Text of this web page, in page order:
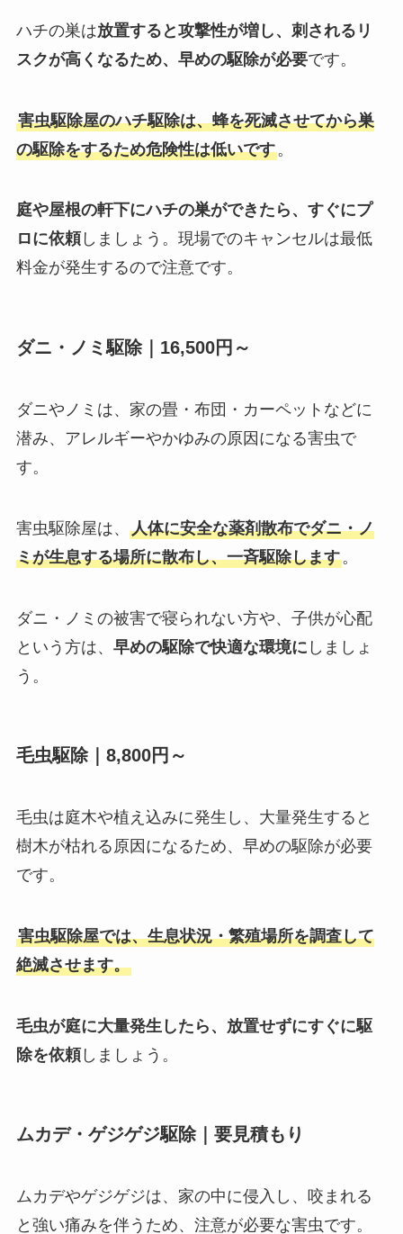
ハチの巣は放置すると攻撃性が増し、刺されるリ
スクが高くなるため、早めの駆除が必要です。
害虫駆除屋のハチ駆除は、蜂を死滅させてから巣
の駆除をするため危険性は低いです。
庭や屋根の軒下にハチの巣ができたら、すぐにプ
ロに依頼しましょう。現場でのキャンセルは最低
料金が発生するので注意です。
ダニ・ノミ駆除｜16,500円～
ダニやノミは、家の畳・布団・カーペットなどに
潜み、アレルギーやかゆみの原因になる害虫で
す。
害虫駆除屋は、 人体に安全な薬剤散布でダニ・ノ
ミが生息する場所に散布し、一斉駆除します。
ダニ・ノミの被害で寝られない方や、子供が心配
という方は、 早めの駆除で快適な環境に しましょ
う。
毛虫駆除｜8,800円～
毛虫は庭木や植え込みに発生し、大量発生すると
樹木が枯れる原因になるため、早めの駆除が必要
です。
害虫駆除屋では、生息状況・繁殖場所を調査して
絶滅させます。
毛虫が庭に大量発生したら、放置せずにすぐに駆
除を依頼しましょう。
ムカデ・ゲジゲジ駆除｜要見積もり
ムカデやゲジゲジは、家の中に侵入し、咬まれる
と強い痛みを伴うため、注意が必要な害虫です。